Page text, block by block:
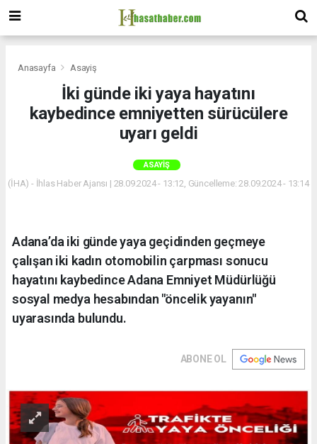
Anasayfa Asayiş
İki günde iki yaya hayatını
kaybedince emniyetten sürücülere
uyarı geldi
ASAYIŞ
(İHA) - İhlas Haber Ajansı | 28.09.2024 - 13:12, Güncelleme: 28.09.2024 - 13:14
Adana’da iki günde yaya geçidinden geçmeye
çalışan iki kadın otomobilin çarpması sonucu
hayatını kaybedince Adana Emniyet Müdürlüğü
sosyal medya hesabından "öncelik yayanın"
uyarasında bulundu.
ABONE OL